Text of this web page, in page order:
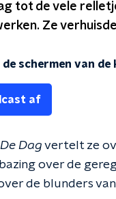
tot de vele
Ze
schermen van
af
De Dag vertelt ze
over de
de blunders van